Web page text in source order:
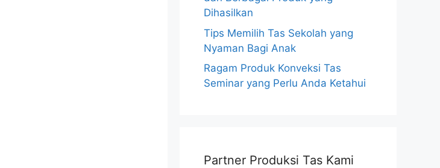
Dihasilkan
Tips Memilih Tas Sekolah yang
Nyaman Bagi Anak
Ragam Produk Konveksi Tas
Seminar yang Perlu Anda Ketahui
Partner Produksi Tas Kami